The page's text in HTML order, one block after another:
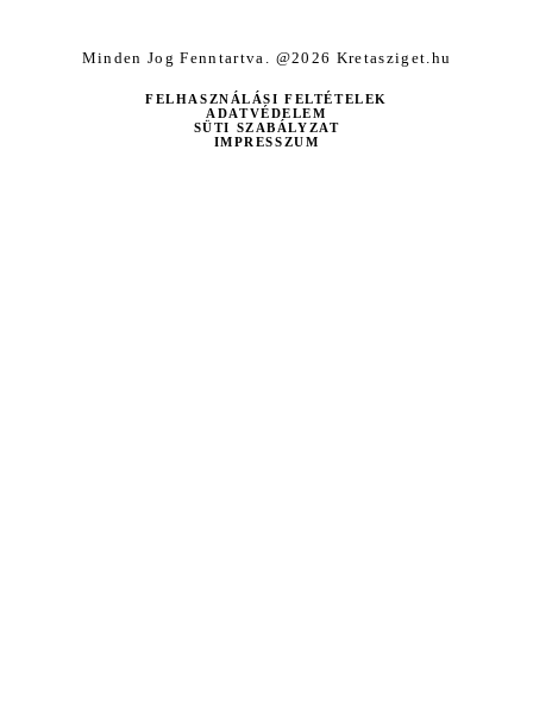
Minden Jog Fenntartva. @2026 Kretasziget.hu
FELHASZNÁLÁSI FELTÉTELEK
ADATVÉDELEM
SÜTI SZABÁLYZAT
IMPRESSZUM